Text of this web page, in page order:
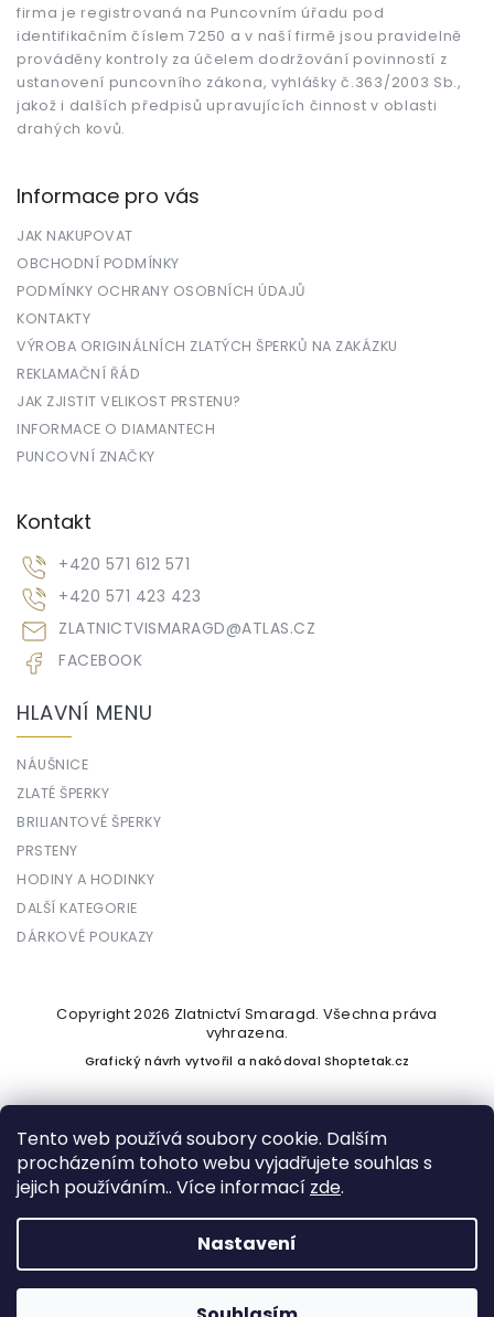
Tento web používá soubory cookie. Dalším
procházením tohoto webu vyjadřujete souhlas s
jejich používáním.. Více informací zde.
Nastavení
firma je registrovaná na Puncovním úřadu pod
identifikačním číslem 7250 a v naší firmě jsou pravidelně
prováděny kontroly za účelem dodržování povinností z
ustanovení puncovního zákona, vyhlášky č.363/2003 Sb.,
jakož i dalších předpisů upravujících činnost v oblasti
drahých kovů.
Informace pro vás
JAK NAKUPOVAT
OBCHODNÍ PODMÍNKY
PODMÍNKY OCHRANY OSOBNÍCH ÚDAJŮ
KONTAKTY
VÝROBA ORIGINÁLNÍCH ZLATÝCH ŠPERKŮ NA ZAKÁZKU
REKLAMAČNÍ ŘÁD
JAK ZJISTIT VELIKOST PRSTENU?
INFORMACE O DIAMANTECH
PUNCOVNÍ ZNAČKY
Kontakt
ZLATNICTVISMARAGD@ATLAS.CZ
+420 571 612 571
+420 571 423 423
FACEBOOK
HLAVNÍ MENU
NÁUŠNICE
ZLATÉ ŠPERKY
BRILIANTOVÉ ŠPERKY
PRSTENY
HODINY A HODINKY
DALŠÍ KATEGORIE
DÁRKOVÉ POUKAZY
Vytvořil Shoptet
Copyright 2026 Zlatnictví Smaragd. Všechna práva
vyhrazena.
Grafický návrh vytvořil a nakódovalShoptetak.cz
Podle zákona o evidenci tržeb je prodávající povinen vystavit
kupujícímu účtenku. Zároveň je povinen zaevidovat přijatou
tržbu u správce daně online; v případě technického výpadku